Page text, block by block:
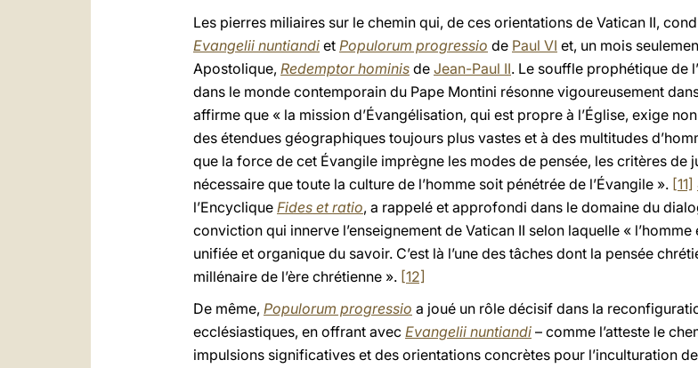
Les pierres miliaires sur le chemin qui, de ces orientations de Vatican II,
Evangelii nuntiandi et Populorum progressio de Paul VI et, un mois
Apostolique, Redemptor hominis de Jean-Paul II. Le souffle prophétique de
dans le monde contemporain du Pape Montini résonne vigoureusement
affirme que « la mission d’Évangélisation, qui est propre à l’Église, exige
des étendues géographiques toujours plus vastes et à des multitudes
que la force de cet Évangile imprègne les modes de pensée, les critères de
nécessaire que toute la culture de l’homme soit pénétrée de l’Évangile ». [11]
l’Encyclique Fides et ratio, a rappelé et approfondi dans le domaine du
conviction qui innerve l’enseignement de Vatican II selon laquelle «
unifiée et organique du savoir. C’est là l’une des tâches dont la pensée
millénaire de l’ère chrétienne ». [12]
De même, Populorum progressio a joué un rôle décisif dans la
ecclésiastiques, en offrant avec Evangelii nuntiandi – comme l’atteste le
impulsions significatives et des orientations concrètes pour l’inculturation